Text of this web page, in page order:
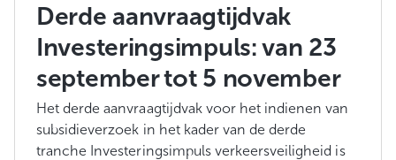
Derde aanvraagtijdvak
Investeringsimpuls: van 23
september tot 5 november
Het derde aanvraagtijdvak voor het indienen van
subsidieverzoek in het kader van de derde
tranche Investeringsimpuls verkeersveiligheid is